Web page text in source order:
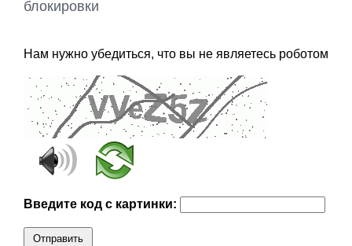
блокировки
Нам нужно убедиться, что вы не являетесь роботом
Введите код с картинки:
Отправить